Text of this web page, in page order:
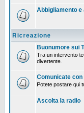
Abbigliamento e
Ricreazione
Buonumore sui
Tra un intervento
divertente.
Comunicate con
Potete postare qui
Ascolta la radio